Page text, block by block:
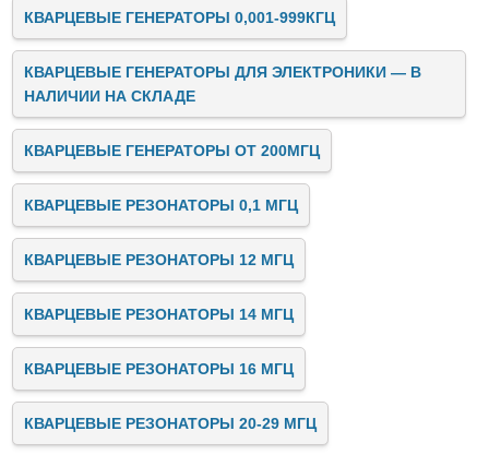
КВАРЦЕВЫЕ ГЕНЕРАТОРЫ 0,001-999КГЦ
КВАРЦЕВЫЕ ГЕНЕРАТОРЫ ДЛЯ ЭЛЕКТРОНИКИ — В
НАЛИЧИИ НА СКЛАДЕ
КВАРЦЕВЫЕ ГЕНЕРАТОРЫ ОТ 200МГЦ
КВАРЦЕВЫЕ РЕЗОНАТОРЫ 0,1 МГЦ
КВАРЦЕВЫЕ РЕЗОНАТОРЫ 12 МГЦ
КВАРЦЕВЫЕ РЕЗОНАТОРЫ 14 МГЦ
КВАРЦЕВЫЕ РЕЗОНАТОРЫ 16 МГЦ
КВАРЦЕВЫЕ РЕЗОНАТОРЫ 20-29 МГЦ